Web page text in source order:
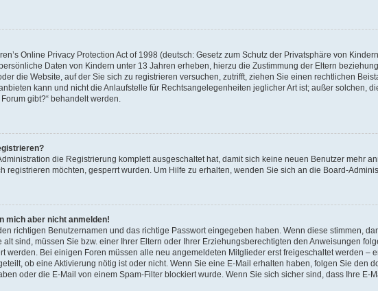
Online Privacy Protection Act of 1998 (deutsch: Gesetz zum Schutz der Privatsphäre von
Daten von Kindern unter 13 Jahren erheben, hierzu die Zustimmung der Eltern
die Website, auf der Sie sich zu registrieren versuchen, zutrifft, ziehen Sie einen rechtlichen
kann und nicht die Anlaufstelle für Rechtsangelegenheiten jeglicher Art ist; außer solchen,
gibt?“ behandelt werden.
die Registrierung komplett ausgeschaltet hat, damit sich keine neuen Benutzer mehr
registrieren möchten, gesperrt wurden. Um Hilfe zu erhalten, wenden Sie sich an die Board-
mich aber nicht anmelden!
richtigen Benutzernamen und das richtige Passwort eingegeben haben. Wenn diese stimmen,
sind, müssen Sie bzw. einer Ihrer Eltern oder Ihrer Erziehungsberechtigten den Anweisungen
werden. Bei einigen Foren müssen alle neu angemeldeten Mitglieder erst freigeschaltet werden –
ob eine Aktivierung nötig ist oder nicht. Wenn Sie eine E-Mail erhalten haben, folgen Sie den
oder die E-Mail von einem Spam-Filter blockiert wurde. Wenn Sie sich sicher sind, dass Ihre